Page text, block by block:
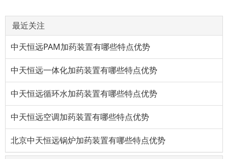
最近关注
中天恒远PAM加药装置有哪些特点优势
中天恒远一体化加药装置有哪些特点优势
中天恒远循环水加药装置有哪些特点优势
中天恒远空调加药装置有哪些特点优势
北京中天恒远锅炉加药装置有哪些特点优势